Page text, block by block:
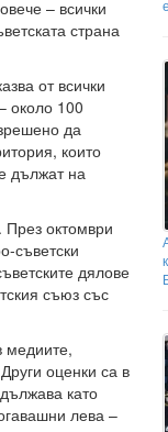
– всички
страна
от всички
около 100
да
които
дължат на
През октомври
съветски
дялове
съюз със
медиите,
оценки са в
като
лева –